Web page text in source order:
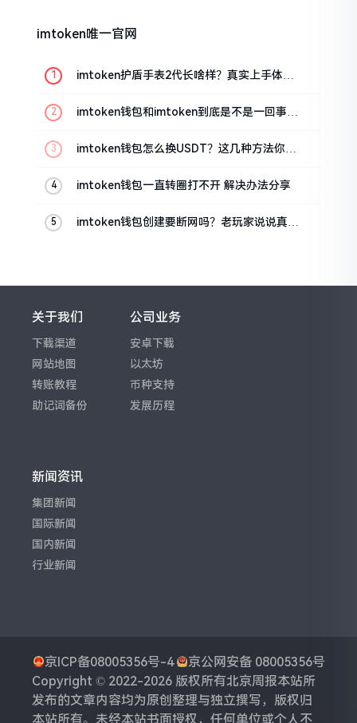
imtoken唯一官网
imtoken护盾手表2代长啥样？真实上手体验
imtoken钱包和imtoken到底是不是一回事？
imtoken钱包怎么换USDT？这几种方法你得
imtoken钱包一直转圈打不开 解决办法分享
imtoken钱包创建要断网吗？老玩家说说真实
关于我们
下载渠道
网站地图
转账教程
助记词备份
公司业务
安卓下载
以太坊
币种支持
发展历程
新闻资讯
集团新闻
国际新闻
国内新闻
行业新闻
京ICP备08005356号-4
京公网安备 08005356号
Copyright © 2022-2026 版权所有北京周报本站所
发布的文章内容均为原创整理与独立撰写，版权归
本站所有。未经本站书面授权，任何单位或个人不